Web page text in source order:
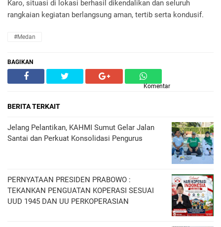
Karo, situasi di lokasi berhasil dikendalikan dan seluruh
rangkaian kegiatan berlangsung aman, tertib serta kondusif.
#Medan
BAGIKAN
Komentar
BERITA TERKAIT
Jelang Pelantikan, KAHMI Sumut Gelar Jalan
Santai dan Perkuat Konsolidasi Pengurus
PERNYATAAN PRESIDEN PRABOWO :
TEKANKAN PENGUATAN KOPERASI SESUAI
UUD 1945 DAN UU PERKOPERASIAN